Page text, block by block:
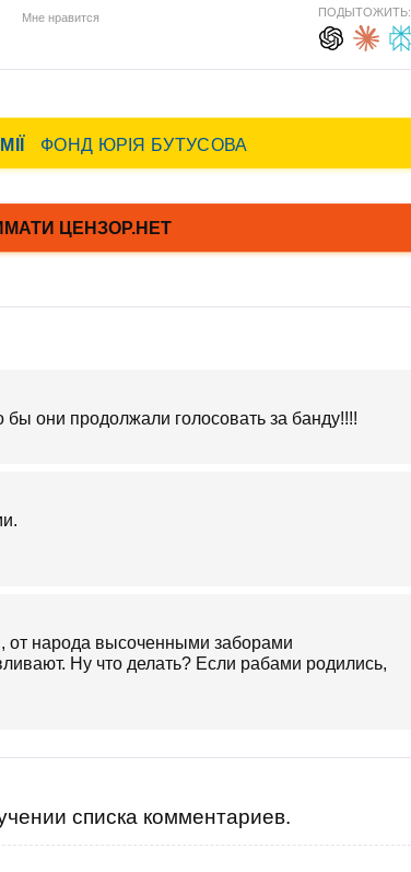
Мне нравится ПОДЫТОЖИТЬ:
бы они продолжали голосовать за банду!!!!
от народа высоченными заборами
Ну что делать? Если рабами родились,
списка комментариев.